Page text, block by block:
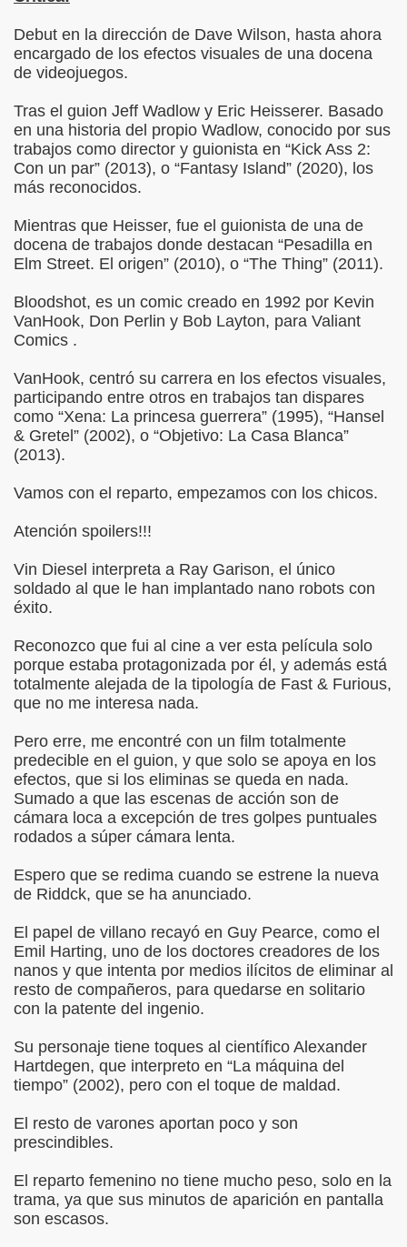
Debut en la dirección de Dave Wilson, hasta ahora
encargado de los efectos visuales de una docena
de videojuegos.
Tras el guion Jeff Wadlow y Eric Heisserer. Basado
en una historia del propio Wadlow, conocido por sus
trabajos como director y guionista en “Kick Ass 2:
Con un par” (2013), o “Fantasy Island” (2020), los
más reconocidos.
Mientras que Heisser, fue el guionista de una de
docena de trabajos donde destacan “Pesadilla en
Elm Street. El origen” (2010), o “The Thing” (2011).
Bloodshot, es un comic creado en 1992 por Kevin
VanHook, Don Perlin y Bob Layton, para Valiant
Comics .
VanHook, centró su carrera en los efectos visuales,
participando entre otros en trabajos tan dispares
como “Xena: La princesa guerrera” (1995), “Hansel
& Gretel” (2002), o “Objetivo: La Casa Blanca”
(2013).
Vamos con el reparto, empezamos con los chicos.
Atención spoilers!!!
Vin Diesel interpreta a Ray Garison, el único
soldado al que le han implantado nano robots con
éxito.
Reconozco que fui al cine a ver esta película solo
porque estaba protagonizada por él, y además está
totalmente alejada de la tipología de Fast & Furious,
que no me interesa nada.
Pero erre, me encontré con un film totalmente
predecible en el guion, y que solo se apoya en los
efectos, que si los eliminas se queda en nada.
Sumado a que las escenas de acción son de
cámara loca a excepción de tres golpes puntuales
rodados a súper cámara lenta.
Espero que se redima cuando se estrene la nueva
de Riddck, que se ha anunciado.
El papel de villano recayó en Guy Pearce, como el
Emil Harting, uno de los doctores creadores de los
nanos y que intenta por medios ilícitos de eliminar al
resto de compañeros, para quedarse en solitario
con la patente del ingenio.
Su personaje tiene toques al científico Alexander
Hartdegen, que interpreto en “La máquina del
tiempo” (2002), pero con el toque de maldad.
El resto de varones aportan poco y son
prescindibles.
El reparto femenino no tiene mucho peso, solo en la
trama, ya que sus minutos de aparición en pantalla
son escasos.